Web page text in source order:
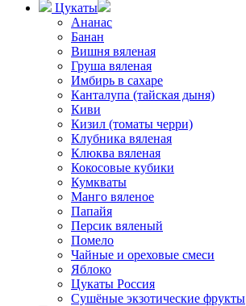
Цукаты
Ананас
Банан
Вишня вяленая
Груша вяленая
Имбирь в сахаре
Канталупа (тайская дыня)
Киви
Кизил (томаты черри)
Клубника вяленая
Клюква вяленая
Кокосовые кубики
Кумкваты
Манго вяленое
Папайя
Персик вяленый
Помело
Чайные и ореховые смеси
Яблоко
Цукаты Россия
Сушёные экзотические фрукты